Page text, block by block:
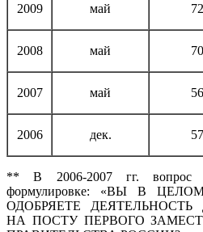
2009 май 72
2008 май 70
2007 май 56
2006 дек. 57
** В 2006-2007 гг. вопрос
формулировке: «ВЫ В
ОДОБРЯЕТЕ
НА ПОСТУ ПЕРВОГО